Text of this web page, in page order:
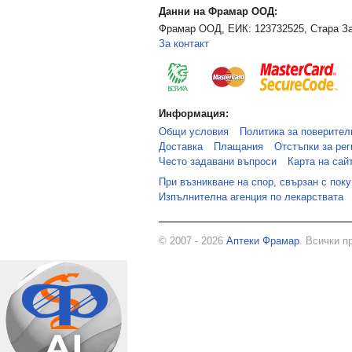
Данни на Фрамар ООД:
Фрамар ООД, ЕИК: 123732525, Стара
За контакт
Информация:
Общи условия
Политика за
Доставка
Плащания Отстъпки за
Често задавани въпроси
Карта на
При възникване на спор, свързан с
Изпълнителна агенция по лекарствата
© 2007 - 2026 Аптеки Фрамар. Всички